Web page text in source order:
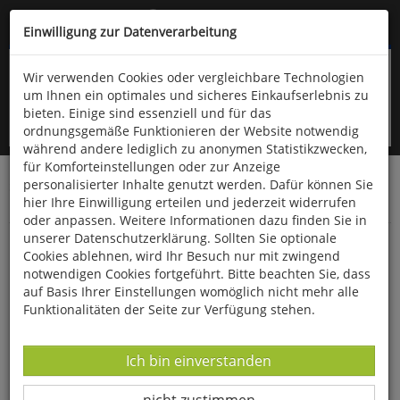
Kompletten Head der Seite überspringen
oder (06766) 9323-960
Startseite Technik & Freizeit
Outdoor & Wandern
Insektenschutz
Anti-Mücken-Spray
Einwilligung zur Datenverarbeitung
Wir verwenden Cookies oder vergleichbare Technologien
um Ihnen ein optimales und sicheres Einkaufserlebnis zu
bieten. Einige sind essenziell und für das
ordnungsgemäße Funktionieren der Website notwendig
während andere lediglich zu anonymen Statistikzwecken,
für Komforteinstellungen oder zur Anzeige
personalisierter Inhalte genutzt werden. Dafür können Sie
hier Ihre Einwilligung erteilen und jederzeit widerrufen
oder anpassen. Weitere Informationen dazu finden Sie in
unserer Datenschutzerklärung. Sollten Sie optionale
Cookies ablehnen, wird Ihr Besuch nur mit zwingend
notwendigen Cookies fortgeführt. Bitte beachten Sie, dass
auf Basis Ihrer Einstellungen womöglich nicht mehr alle
Funktionalitäten der Seite zur Verfügung stehen.
Datenverarbeitung -
Ich bin einverstanden